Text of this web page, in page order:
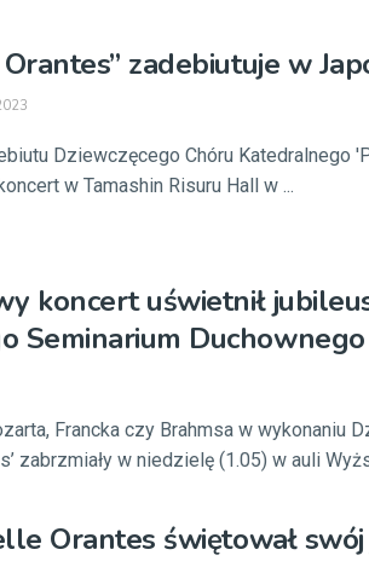
zadebiutuje w
Dziewczęcego Chóru Katedralnego
w Tamashin Risuru Hall w ...
koncert uświetnił
Seminarium
Francka czy Brahmsa w wykonaniu
zabrzmiały w niedzielę (1.05) w auli
Orantes świętował